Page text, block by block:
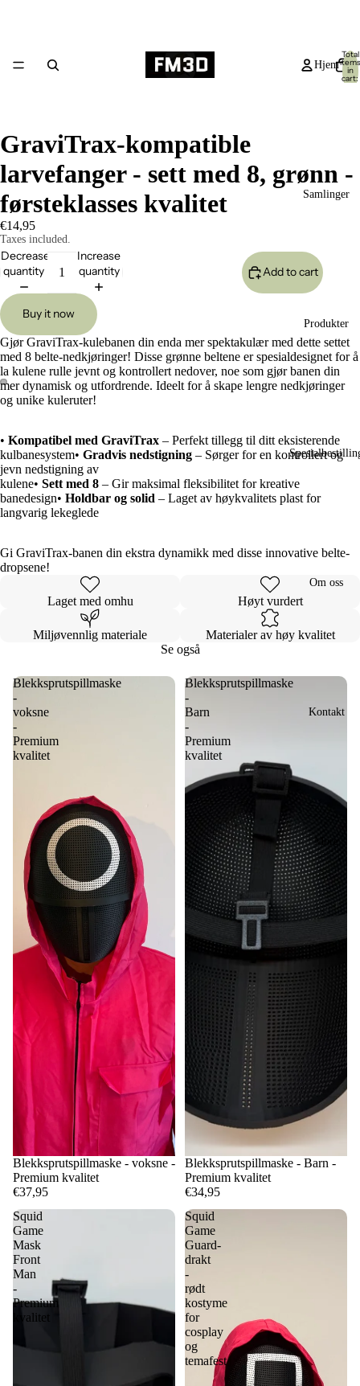
Hjem
Samlinger
Produkter
Om oss
Kontakt
More
Total
items
in
cart:
0
Open
in
full
screen
Open
in
full
screen
GraviTrax-kompatible
larvefanger - sett med 8, grønn -
førsteklasses kvalitet
€14,95
Taxes included.
Decrease
quantity
Increase
quantity
Add to cart
Buy it now
Gjør GraviTrax-kulebanen din enda mer spektakulær med dette settet
med 8 belte-nedkjøringer! Disse grønne beltene er spesialdesignet for å
la kulene rulle jevnt og kontrollert nedover, noe som gjør banen din
mer dynamisk og utfordrende. Ideelt for å skape lengre nedkjøringer
og unike kuleruter!
• Kompatibel med GraviTrax – Perfekt tillegg til ditt eksisterende
kulbanesystem• Gradvis nedstigning – Sørger for en kontrollert og
jevn nedstigning av
kulene• Sett med 8 – Gir maksimal fleksibilitet for kreative
banedesign• Holdbar og solid – Laget av høykvalitets plast for
langvarig lekeglede
Gi GraviTrax-banen din ekstra dynamikk med disse innovative belte-
dropsene!
Laget med omhu Høyt vurdert
Miljøvennlig materiale
Materialer av høy kvalitet
Se også
Blekksprutspillmaske
-
voksne
-
Premium
kvalitet
Blekksprutspillmaske - voksne -
Premium kvalitet
€37,95
Blekksprutspillmaske
-
Barn
-
Premium
kvalitet
Blekksprutspillmaske - Barn -
Premium kvalitet
€34,95
Squid
Game
Mask
Front
Man
-
Premium
kvalitet
Squid
Game
Guard-
drakt
-
rødt
kostyme
for
cosplay
og
temafest